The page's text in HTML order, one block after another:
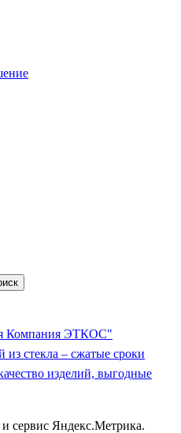
Компания ЭТКОС"
из стекла – сжатые сроки
изделий, выгодные
сервис Яндекс.Метрика.